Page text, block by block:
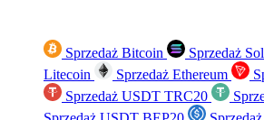
Sprzedaż Bitcoin Sprzedaż
Litecoin
Sprzedaż Ethereum
Sprzedaż USDT TRC20